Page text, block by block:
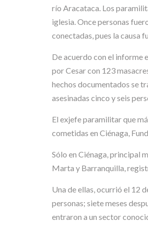
río Aracataca. Los
iglesia. Once personas
conectadas, pues la causa
De acuerdo con el informe
por Cesar con 123
hechos documentados se
asesinadas cinco y seis
El exjefe paramilitar que
cometidas en Ciénaga,
Sólo en Ciénaga, principal
Marta y Barranquilla,
Una de ellas, ocurrió el 12
personas; siete meses
entraron a un sector